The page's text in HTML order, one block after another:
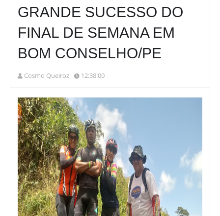
GRANDE SUCESSO DO
FINAL DE SEMANA EM
BOM CONSELHO/PE
Cosmo Queiroz 12:38:00